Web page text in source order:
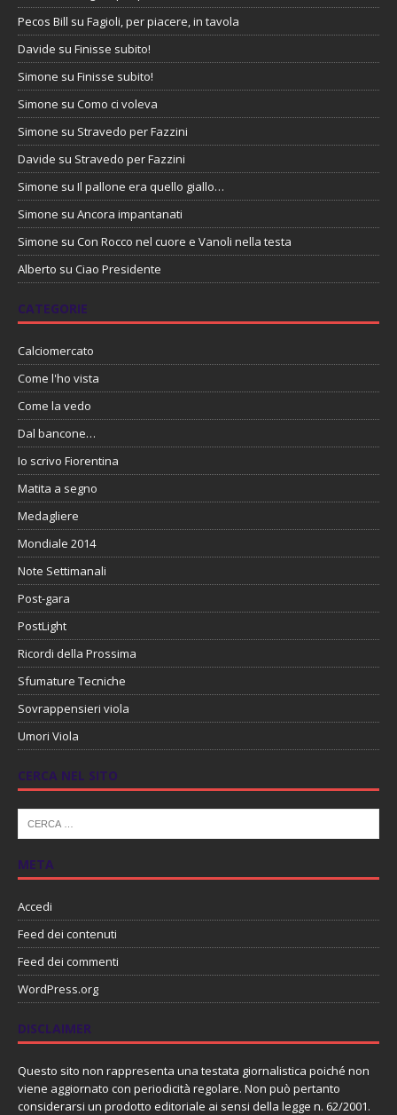
Pecos Bill su Fagioli, per piacere, in tavola
Davide su Finisse subito!
Simone su Finisse subito!
Simone su Como ci voleva
Simone su Stravedo per Fazzini
Davide su Stravedo per Fazzini
Simone su Il pallone era quello giallo…
Simone su Ancora impantanati
Simone su Con Rocco nel cuore e Vanoli nella testa
Alberto su Ciao Presidente
CATEGORIE
Calciomercato
Come l'ho vista
Come la vedo
Dal bancone…
Io scrivo Fiorentina
Matita a segno
Medagliere
Mondiale 2014
Note Settimanali
Post-gara
PostLight
Ricordi della Prossima
Sfumature Tecniche
Sovrappensieri viola
Umori Viola
CERCA NEL SITO
META
Accedi
Feed dei contenuti
Feed dei commenti
WordPress.org
DISCLAIMER
Questo sito non rappresenta una testata giornalistica poiché non
viene aggiornato con periodicità regolare. Non può pertanto
considerarsi un prodotto editoriale ai sensi della legge n. 62/2001.